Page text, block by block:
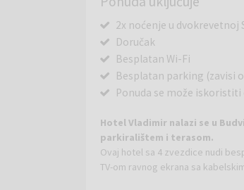
2x noćenje u dvokrevetnoj
Doručak
Besplatan Wi-Fi
Besplatan parking (zavisi
Ponuda se može iskoristiti
Hotel Vladimir nalazi se u
parkiralištem i terasom.
Ovaj hotel sa 4 zvezdice nudi
TV-om ravnog ekrana sa